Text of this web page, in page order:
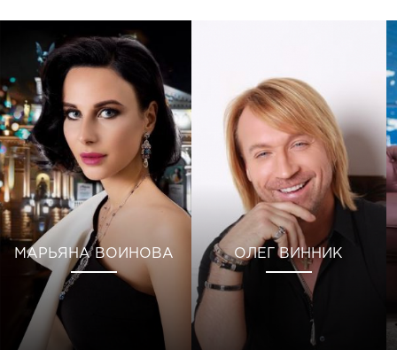
МАРЬЯНА ВОИНОВА ОЛЕГ ВИННИК